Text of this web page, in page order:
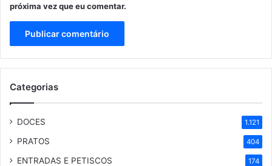
próxima vez que eu comentar.
Categorias
DOCES 1.121
PRATOS 404
ENTRADAS E PETISCOS 174